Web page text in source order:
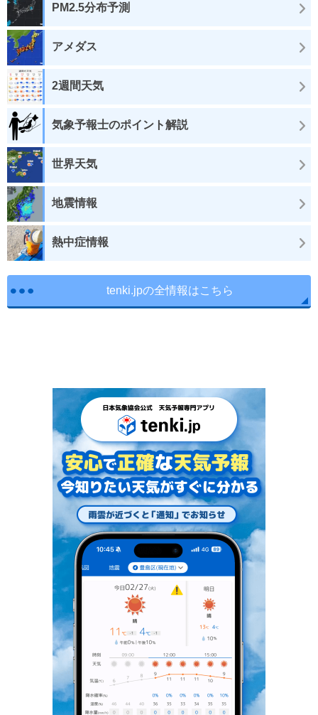
PM2.5分布予測
アメダス
2週間天気
気象予報士のポイント解説
世界天気
地震情報
熱中症情報
tenki.jpの全情報はこちら